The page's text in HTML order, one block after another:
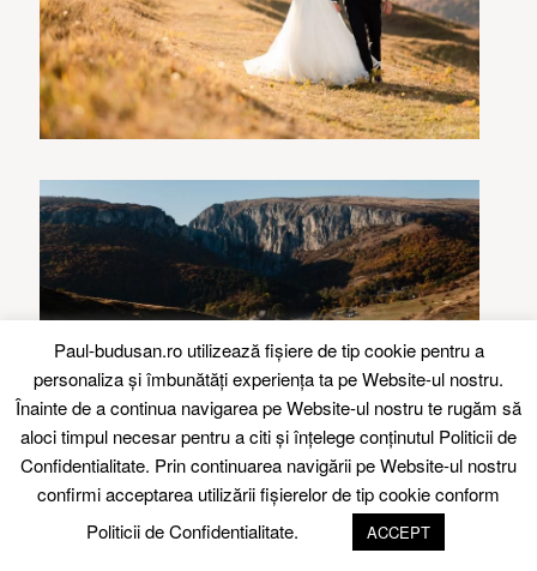
Paul-budusan.ro utilizează fişiere de tip cookie pentru a
personaliza și îmbunătăți experiența ta pe Website-ul nostru.
Înainte de a continua navigarea pe Website-ul nostru te rugăm să
aloci timpul necesar pentru a citi și înțelege conținutul Politicii de
Confidentialitate. Prin continuarea navigării pe Website-ul nostru
confirmi acceptarea utilizării fişierelor de tip cookie conform
Politicii de Confidentialitate.
ACCEPT